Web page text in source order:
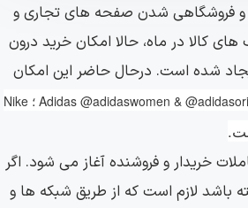
و فروشگاهی شدن صفحه های تجاری و
روی برچسب های کالا در ماه، حالا امکان خرید درون
شده است. درحال حاضر این امکان
Adidas @adidaswomen & @adidasoriginals ؛ Nike
خریدار و فروشنده آغاز می شود. اگر
باشد لازم است که از طریق شبکه ها و